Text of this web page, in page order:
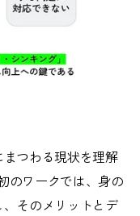
つわる現状を理解
のワークでは、身の
そのメリットとデ